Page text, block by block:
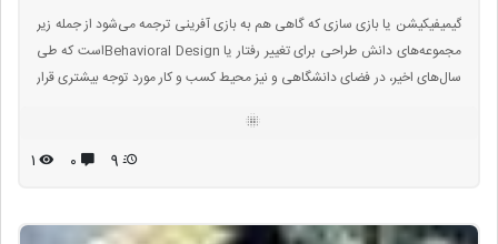
گیمیفیکیشن یا بازی سازی که گاهی هم به بازی آفرینی ترجمه می‌شود از جمله زیر
مجموعه‌های دانش طراحی برای تغییر رفتار یا Behavioral Designاست که طی
سال‌های اخیر، در فضای دانشگاهی و نیز محیط کسب و کار مورد توجه بیشتری قرار
فضاهایی است که به صورت پیش‌فرض برای بازی طراحی نشده‌اند.
9 ۰ ۱